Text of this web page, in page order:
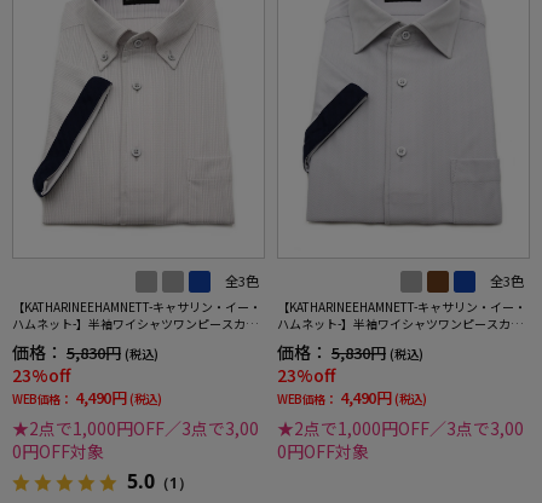
全3色
【KATHARINEEHAMNETT-キャサリン・イー・
ハムネット-】半袖ワイシャツワンピースカラ
ック通年
価格： 5,830円 (税込)
23%off
WEB価格： 4,490円 (税込)
★2点で1,000円OFF／3点で3,00
0円OFF対象
5.0 （1）
全3色
【KATHARINEEHAMNETT-キャサリン・イー・
ハムネット-】半袖ワイシャツワンピースカラ
ボン通年
価格： 5,830円 (税込)
23%off
WEB価格： 4,490円 (税込)
★2点で1,000円OFF／3点で3,00
0円OFF対象